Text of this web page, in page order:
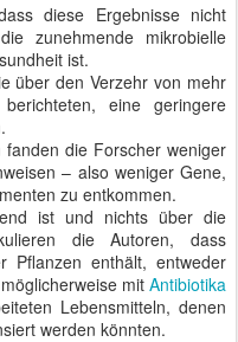
diese Ergebnisse nicht
zunehmende mikrobielle
ist.
über den Verzehr von mehr
eine geringere
die Forscher weniger
– also weniger Gene,
zu entkommen.
ist und nichts über die
die Autoren, dass
Pflanzen enthält, entweder
mit Antibiotika
Lebensmitteln, denen
werden könnten.